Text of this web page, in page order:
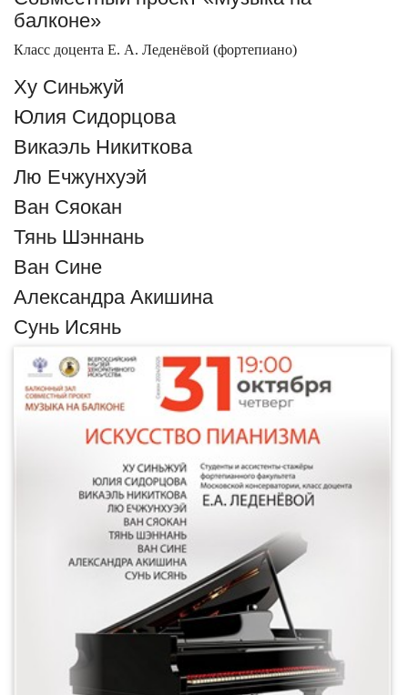
балконе»
Класс доцента Е. А. Леденёвой (фортепиано)
Ху Синьжуй
Юлия Сидорцова
Викаэль Никиткова
Лю Ечжунхуэй
Ван Сяокан
Тянь Шэннань
Ван Сине
Александра Акишина
Сунь Исянь